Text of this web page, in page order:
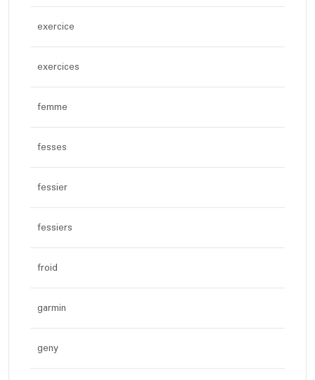
exercice
exercices
femme
fesses
fessier
fessiers
froid
garmin
geny